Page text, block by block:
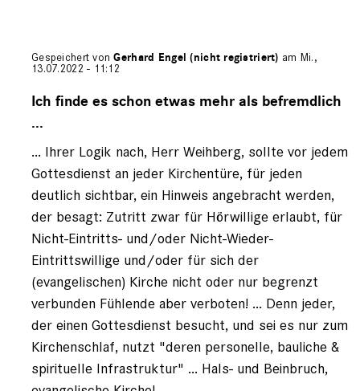
Gespeichert vonGerhard Engel (nicht registriert) am Mi.,
13.07.2022 - 11:12
auf
Frederic
Weihberg
registriert)
Ich finde es schon etwas mehr als befremdlich
...
... Ihrer Logik nach, Herr Weihberg, sollte vor jedem
Gottesdienst an jeder Kirchentüre, für jeden
deutlich sichtbar, ein Hinweis angebracht werden,
der besagt: Zutritt zwar für Hörwillige erlaubt, für
Nicht-Eintritts- und/oder Nicht-Wieder-
Eintrittswillige und/oder für sich der
(evangelischen) Kirche nicht oder nur begrenzt
verbunden Fühlende aber verboten! ... Denn jeder,
der einen Gottesdienst besucht, und sei es nur zum
Kirchenschlaf, nutzt "deren personelle, bauliche &
spirituelle Infrastruktur" ... Hals- und Beinbruch,